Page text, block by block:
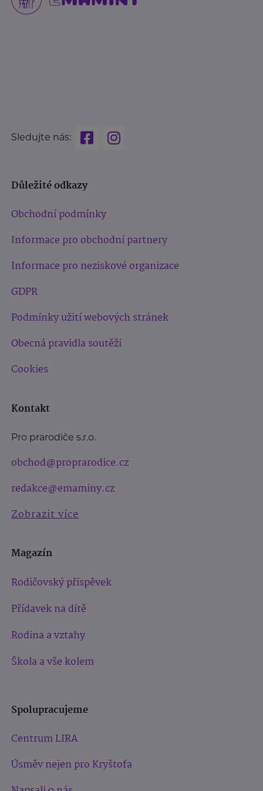
Sledujte nás:
Důležité odkazy
Obchodní podmínky
Informace pro obchodní partnery
Informace pro neziskové organizace
GDPR
Podmínky užití webových stránek
Obecná pravidla soutěží
Cookies
Kontakt
Pro prarodiče s.r.o.
obchod@proprarodice.cz
redakce@emaminy.cz
Zobrazit více
Magazín
Rodičovský příspěvek
Přídavek na dítě
Rodina a vztahy
Škola a vše kolem
Spolupracujeme
Centrum LIRA
Úsměv nejen pro Kryštofa